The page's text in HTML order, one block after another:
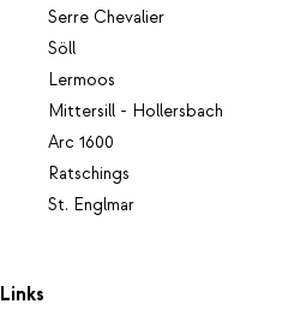
Serre Chevalier
Söll
Lermoos
Mittersill - Hollersbach
Arc 1600
Ratschings
St. Englmar
Links